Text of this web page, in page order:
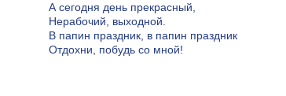
А сегодня день прекрасный,
Нерабочий, выходной.
В папин праздник, в папин праздник
Отдохни, побудь со мной!